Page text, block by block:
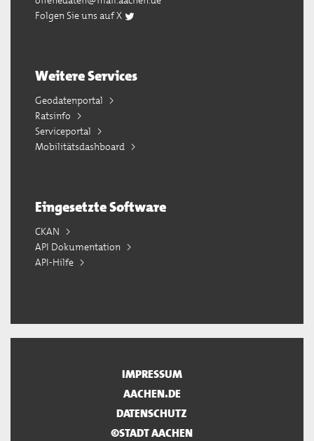
Folgen Sie uns auf X
Weitere Services
Geodatenportal
Ratsinfo
Serviceportal
Mobilitätsdashboard
Eingesetzte Software
CKAN
API Dokumentation
API-Hilfe
IMPRESSUM
AACHEN.DE
DATENSCHUTZ
©STADT AACHEN